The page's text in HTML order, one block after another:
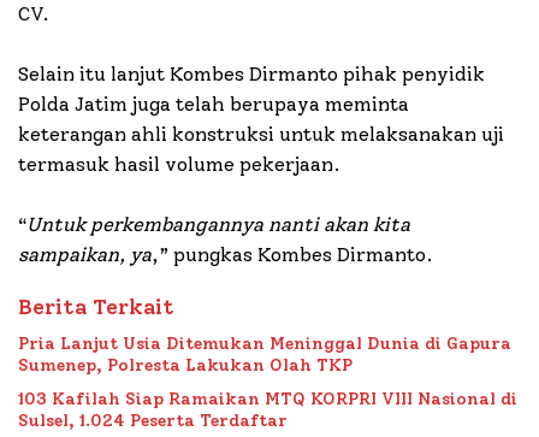
CV.
Selain itu lanjut Kombes Dirmanto pihak penyidik
Polda Jatim juga telah berupaya meminta
keterangan ahli konstruksi untuk melaksanakan uji
termasuk hasil volume pekerjaan.
“Untuk perkembangannya nanti akan kita
sampaikan, ya,” pungkas Kombes Dirmanto.
Berita Terkait
Pria Lanjut Usia Ditemukan Meninggal Dunia di Gapura
Sumenep, Polresta Lakukan Olah TKP
103 Kafilah Siap Ramaikan MTQ KORPRI VIII Nasional di
Sulsel, 1.024 Peserta Terdaftar